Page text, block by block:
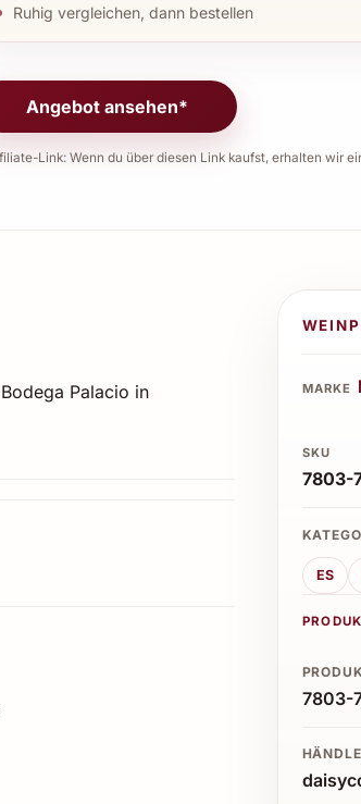
Ruhig vergleichen, dann bestellen
Angebot ansehen*
Link: Wenn du über diesen Link kaufst, erhalten wir
Palacio in
MARKE
SKU
7803-
ES
7803-